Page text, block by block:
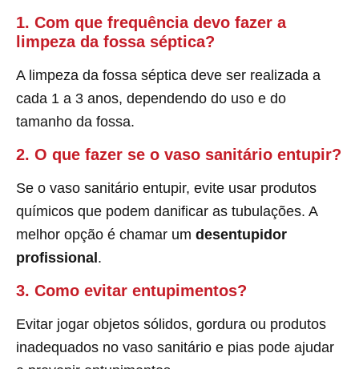
1. Com que frequência devo fazer a
limpeza da fossa séptica?
A limpeza da fossa séptica deve ser realizada a
cada 1 a 3 anos, dependendo do uso e do
tamanho da fossa.
2. O que fazer se o vaso sanitário entupir?
Se o vaso sanitário entupir, evite usar produtos
químicos que podem danificar as tubulações. A
melhor opção é chamar um desentupidor
profissional .
3. Como evitar entupimentos?
Evitar jogar objetos sólidos, gordura ou produtos
inadequados no vaso sanitário e pias pode ajudar